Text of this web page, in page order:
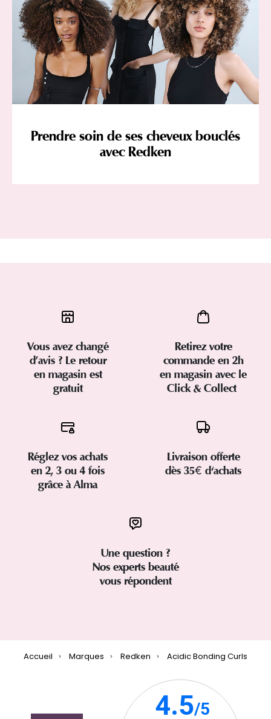
Prendre soin de ses cheveux bouclés
avec Redken
Vous avez changé
d’avis ? Le retour
en magasin est
gratuit
Retirez votre
commande en 2h
en magasin avec le
Click & Collect
Réglez vos achats
en 2, 3 ou 4 fois
grâce à Alma
Livraison offerte
dès 35€ d'achats
Une question ?
Nos experts beauté
vous répondent
Accueil Marques Redken Acidic Bonding Curls